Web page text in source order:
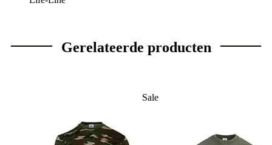
Gerelateerde producten
Sale